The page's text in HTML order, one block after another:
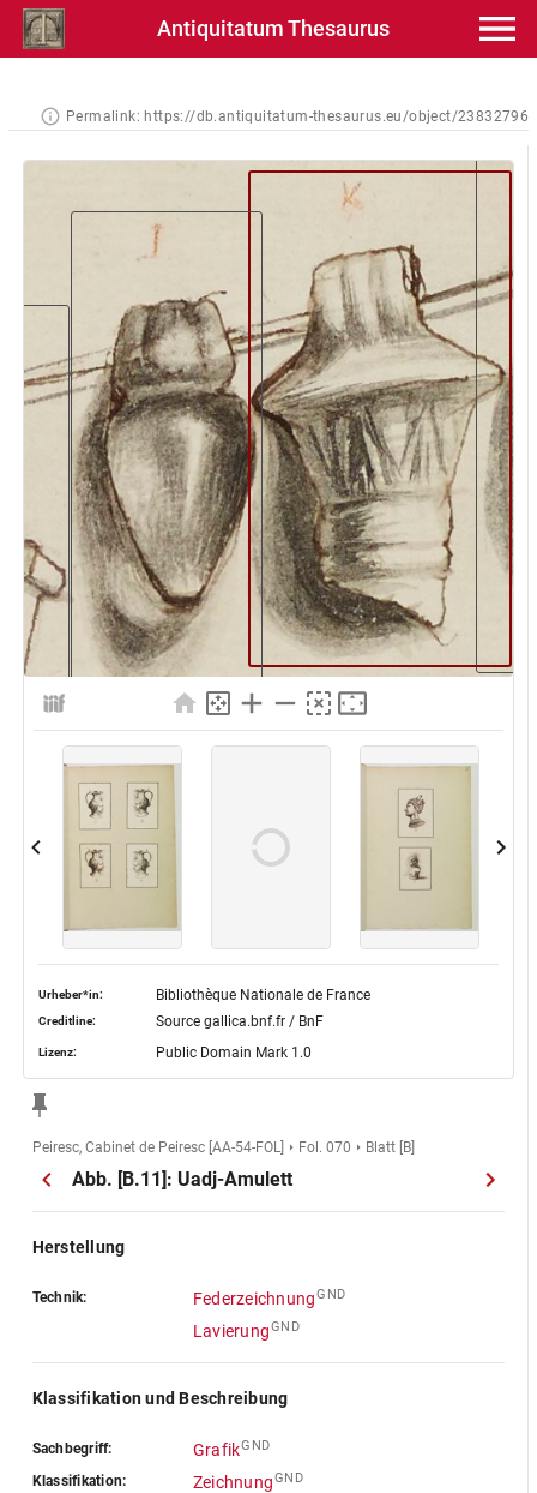
Antiquitatum Thesaurus
Permalink: https://db.antiquitatum-thesaurus.eu/object/23832796
Urheber*in: Bibliothèque Nationale de France
Creditline: Source gallica.bnf.fr / BnF
Lizenz: Public Domain Mark 1.0
Peiresc, Cabinet de Peiresc [AA-54-FOL] Fol. 070 Blatt [B]
Abb. [B.11]: Uadj-Amulett
Herstellung
Technik: FederzeichnungGND
LavierungGND
Klassifikation und Beschreibung
Sachbegriff: GrafikGND
Klassifikation: ZeichnungGND